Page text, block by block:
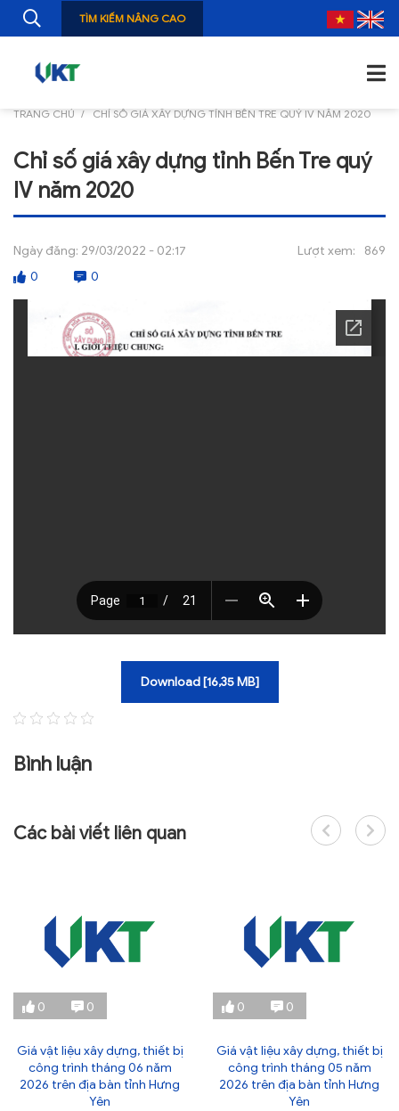
GIỚI THIỆU
TIN TỨC
NGHIÊN CỨU
ẤN PHẨM
ĐÀO TẠO, BỒI DƯỠNG
TƯ VẤN
TÌM KIẾM NÂNG CAO
TRANG CHỦ CHỈ SỐ GIÁ XÂY DỰNG TỈNH BẾN TRE QUÝ IV NĂM 2020
Chỉ số giá xây dựng tỉnh Bến Tre quý
IV năm 2020
Ngày đăng: 29/03/2022 - 02:17 Lượt xem:
869
0
0
Download [16,35 MB]
Bình luận
Các bài viết liên quan
0 0
Giá vật liệu xây dựng, thiết bị
công trình tháng 06 năm
2026 trên địa bàn tỉnh Hưng
Yên
0 0
Giá vật liệu xây dựng, thiết bị
công trình tháng 05 năm
2026 trên địa bàn tỉnh Hưng
Yên